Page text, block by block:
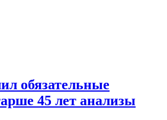
обязательные
45 лет анализы